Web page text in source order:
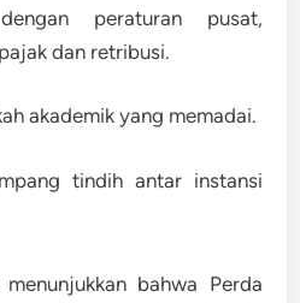
peraturan pusat,
dan retribusi.
akademik yang memadai.
tindih antar instansi
bahwa Perda